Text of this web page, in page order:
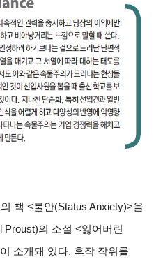
책 <불안(Status Anxiety)>을
의 소설 <잃어버린
소개돼 있다. 후작 작위를